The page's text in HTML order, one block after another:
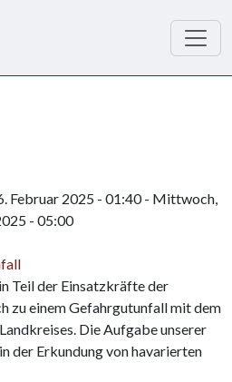
Februar 2025 - 01:40- Mittwoch,
- 05:00
Teil der Einsatzkräfte der
zu einem Gefahrgutunfall mit dem
Die Aufgabe unserer
der Erkundung von havarierten